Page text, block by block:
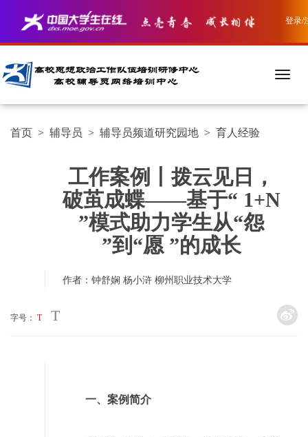
登录/
首页 > 辅导员 > 辅导员频道研究园地 > 育人经验
工作案例丨拨云见日，
破茧成蝶——基于“ 1+N
”模式助力学生从“怨
”到“愿 ”的成长
作者：钟舒娴 杨小浒 柳州职业技术大学
字号： T T
一、案例简介